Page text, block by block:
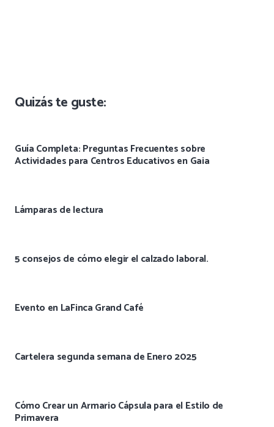
Quizás te guste:
Guía Completa: Preguntas Frecuentes sobre
Actividades para Centros Educativos en Gaia
Lámparas de lectura
5 consejos de cómo elegir el calzado laboral.
Evento en LaFinca Grand Café
Cartelera segunda semana de Enero 2025
Cómo Crear un Armario Cápsula para el Estilo de
Primavera